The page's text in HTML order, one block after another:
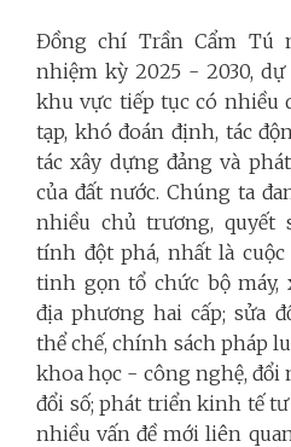
Đồng chí Trần Cẩm Tú
nhiệm kỳ 2025 - 2030,
khu vực tiếp tục có nhiều
tạp, khó đoán định, tác
tác xây dựng đảng và
của đất nước. Chúng ta
nhiều chủ trương, quyết
tính đột phá, nhất là cuộc
tinh gọn tổ chức bộ máy,
địa phương hai cấp; sửa
thể chế, chính sách pháp
khoa học - công nghệ, đổi
đổi số; phát triển kinh tế
nhiều vấn đề mới liên